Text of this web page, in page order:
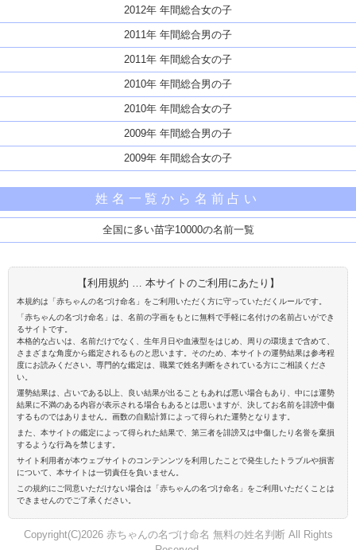
2012年 年間総合女の子
2011年 年間総合男の子
2011年 年間総合女の子
2010年 年間総合男の子
2010年 年間総合女の子
2009年 年間総合男の子
2009年 年間総合女の子
姓名一覧から名前占い
全国に多い苗字10000の名前一覧
【利用規約 … 本サイトのご利用にあたり】
本規約は「赤ちゃんの名づけ命名」をご利用いただく方に守っていただくルールです。
「赤ちゃんの名づけ命名」は、名前の字画をもとに無料で手軽に名付けの名前占いができ
るサイトです。
本格的な占いは、名前だけでなく、生年月日や血液型をはじめ、周りの環境まで含めて、
さまざまな角度から鑑定されるものと思います。そのため、本サイトの運勢結果は参考程
度にお読みください。専門的な鑑定は、職業で姓名判断をされている方にご相談くださ
い。
運勢結果は、占いである以上、良い結果が出ることもあれば悪い場合もあり、中には運勢
結果に不満のある内容が表示される場合もあるとは思いますが、決してお名前を誹謗中傷
するものではありません。画数の自動計算によって得られた運勢となります。
また、本サイトの鑑定によって得られた結果で、第三者を誹謗又は中傷したり名誉を棄損
するような行為を禁じます。
サイト利用者が本ウェブサイトのコンテンンツを利用したことで発生したトラブルや損害
について、本サイトは一切責任を負いません。
この規約にご同意いただけない場合は「赤ちゃんの名づけ命名」をご利用いただくことは
できませんのでご了承ください。
Copyright(C)2026 赤ちゃんの名づけ命名 無料の姓名判断 All Rights